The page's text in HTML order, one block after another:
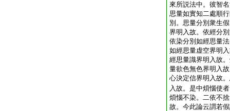
來所説法中。彼智
思量如實知二處順
別。思量分別衆生
界明入故。依經分
依染分別如經思量
如經思量虚空界明
經思量識界明入故
量欲色無色界明入
心決定信界明入故
入故。是中煩惱使
煩惱不染。二依不
故。今此論云謂若